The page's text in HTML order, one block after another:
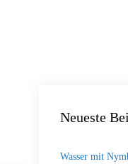
Neueste
Wasser mit